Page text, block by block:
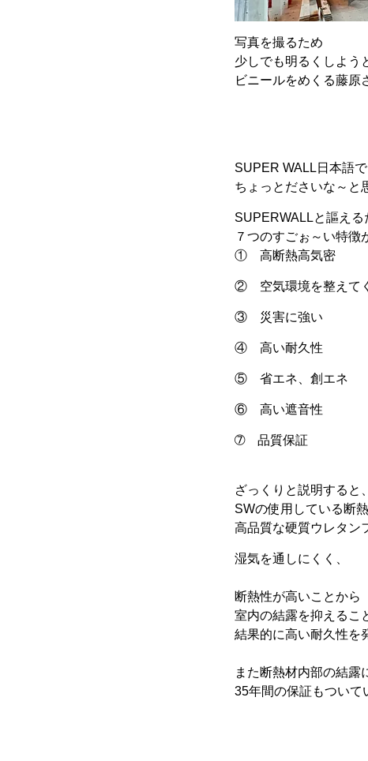
写真を撮るため
少しでも明るくしよう
ビニールをめくる藤原
SUPER WALL日本語
ちょっとださいな～と
SUPERWALLと謳える
７つのすごぉ～い特徴
① 高断熱高気密
② 空気環境を整えて
③ 災害に強い
④ 高い耐久性
⑤ 省エネ、創エネ
⑥ 高い遮音性
➆ 品質保証
ざっくりと説明すると、
SWの使用している断
高品質な硬質ウレタン
湿気を通しにくく、
断熱性が高いことから
室内の結露を抑えるこ
結果的に高い耐久性を
また断熱材内部の結露
35年間の保証もついて